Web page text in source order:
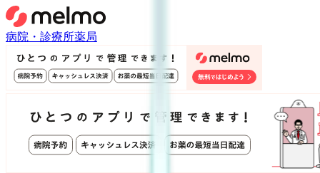
病院・診療所薬局